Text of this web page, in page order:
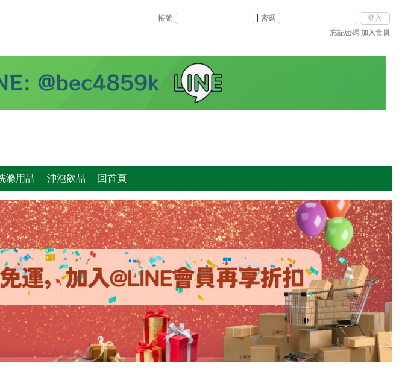
帳號 | 密碼
忘記密碼 加入會員
滌用品 沖泡飲品 回首頁